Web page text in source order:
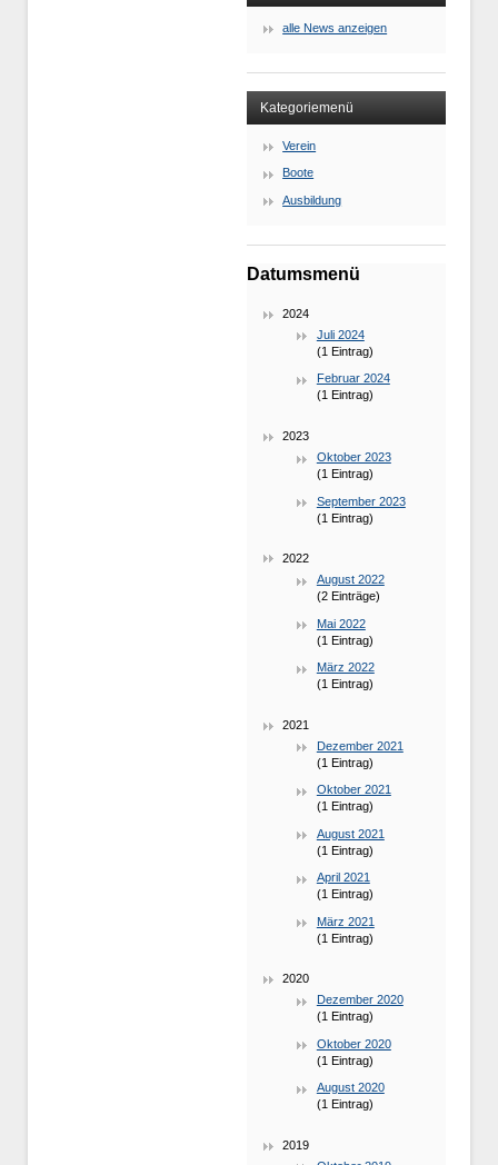
alle News anzeigen
Kategoriemenü
Verein
Boote
Ausbildung
Datumsmenü
2024
Juli 2024
(1 Eintrag)
Februar 2024
(1 Eintrag)
2023
Oktober 2023
(1 Eintrag)
September 2023
(1 Eintrag)
2022
August 2022
(2 Einträge)
Mai 2022
(1 Eintrag)
März 2022
(1 Eintrag)
2021
Dezember 2021
(1 Eintrag)
Oktober 2021
(1 Eintrag)
August 2021
(1 Eintrag)
April 2021
(1 Eintrag)
März 2021
(1 Eintrag)
2020
Dezember 2020
(1 Eintrag)
Oktober 2020
(1 Eintrag)
August 2020
(1 Eintrag)
2019